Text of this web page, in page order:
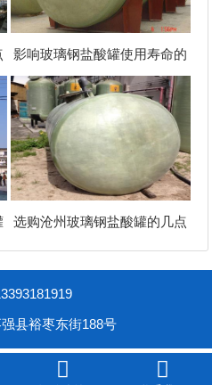
影响玻璃钢盐酸罐使用寿命的
选购沧州玻璃钢盐酸罐的几点
县裕枣东街188号
 